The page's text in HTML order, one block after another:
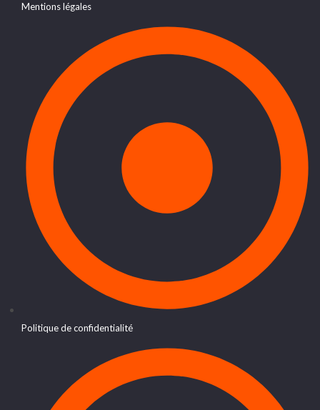
Mentions légales
Politique de confidentialité